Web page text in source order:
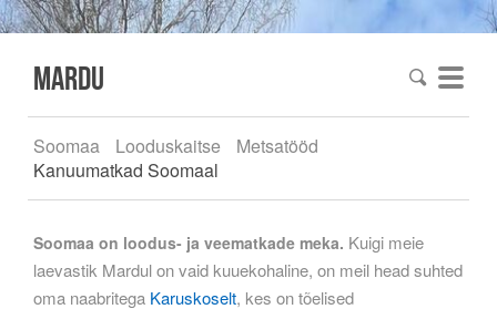
mardu
Soomaa Looduskaitse
Metsatööd
Kanuumatkad Soomaal
Soomaa on loodus- ja veematkade meka. Kuigi meie
laevastik Mardul on vaid kuuekohaline, on meil head suhted
oma naabritega Karuskoselt, kes on tõelised